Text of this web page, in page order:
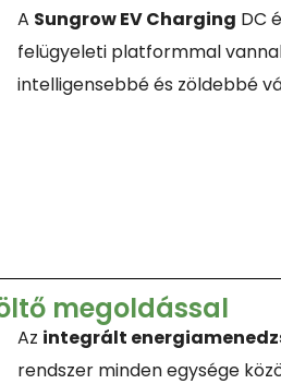
A Sungrow EV Charging DC
felügyeleti platformmal
intelligensebbé és zöldebbé
megoldással
Az integrált
rendszer minden egysége